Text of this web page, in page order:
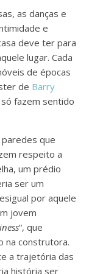
as danças e
e
deve ter para
lugar. Cada
de épocas
de Barry
fazem sentido
que
respeito a
um prédio
ser um
por aquele
jovem
“, que
na construtora.
a trajetória das
história ser